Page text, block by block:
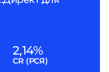
2,14%
CR (РСЯ)